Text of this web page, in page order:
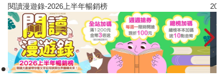
閱讀漫遊錄-2026上半年暢銷榜